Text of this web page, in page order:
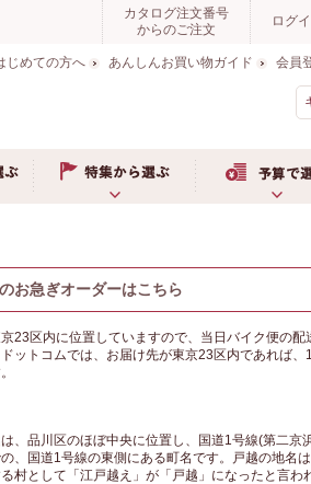
カタログ注文番号
からのご注文
ログ
じめての方へ あんしんお買い物ガイド 会員
お急ぎオーダーはこちら
23区内に位置していますので、当日バイク便の配
ットコムでは、お届け先が東京23区内であれば
、品川区のほぼ中央に位置し、国道1号線(第二京
、国道1号線の東側にある町名です。戸越の地名
村として「江戸越え」が「戸越」になったと言